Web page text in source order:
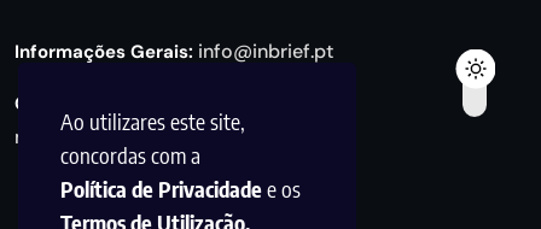
Ao utilizares este site,
concordas com a
Política de Privacidadee os
Termos de Utilização.
Informações Gerais: info@inbrief.pt
Consultas de Marketing e Parcerias:
marketing@inbrief.pt